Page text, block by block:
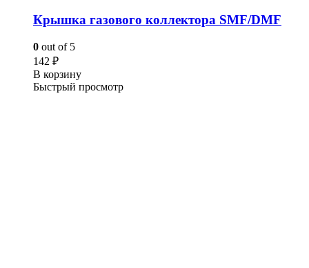
Крышка газового коллектора SMF/DMF
0 out of 5
142 ₽
В корзину
Быстрый просмотр